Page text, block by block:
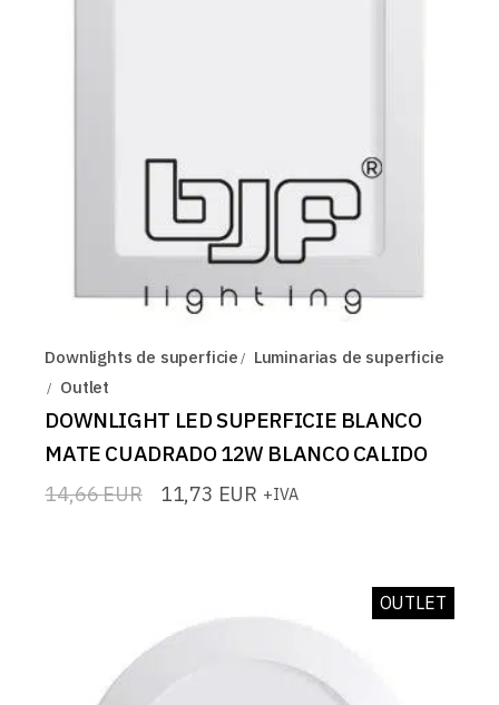
Downlights de superficie
Luminarias de superficie
Outlet
DOWNLIGHT LED SUPERFICIE BLANCO
MATE CUADRADO 12W BLANCO CALIDO
14,66EUR
El 11,73 EUR
El +IVA
OUTLET